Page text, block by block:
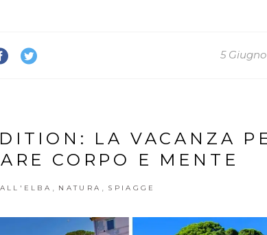
5
LA VACANZA
CORPO E MENTE
NATURA SPIAGGE